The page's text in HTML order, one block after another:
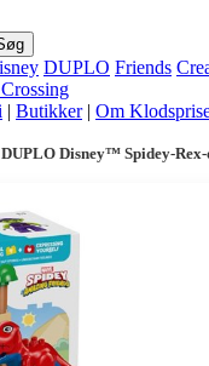
DUPLO Friends
| Butikker | Om
Disney™ Spidey-